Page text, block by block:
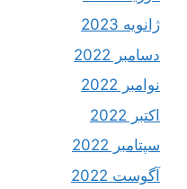
ژانویه 2023
دسامبر 2022
نوامبر 2022
اکتبر 2022
سپتامبر 2022
آگوست 2022